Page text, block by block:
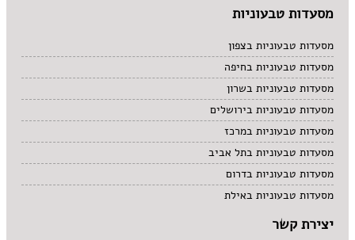
מסעדות טבעוניות
מסעדות טבעוניות בצפון
מסעדות טבעוניות בחיפה
מסעדות טבעוניות בשרון
מסעדות טבעוניות בירושלים
מסעדות טבעוניות במרכז
מסעדות טבעוניות בתל אביב
מסעדות טבעוניות בדרום
מסעדות טבעוניות באילת
יצירת קשר